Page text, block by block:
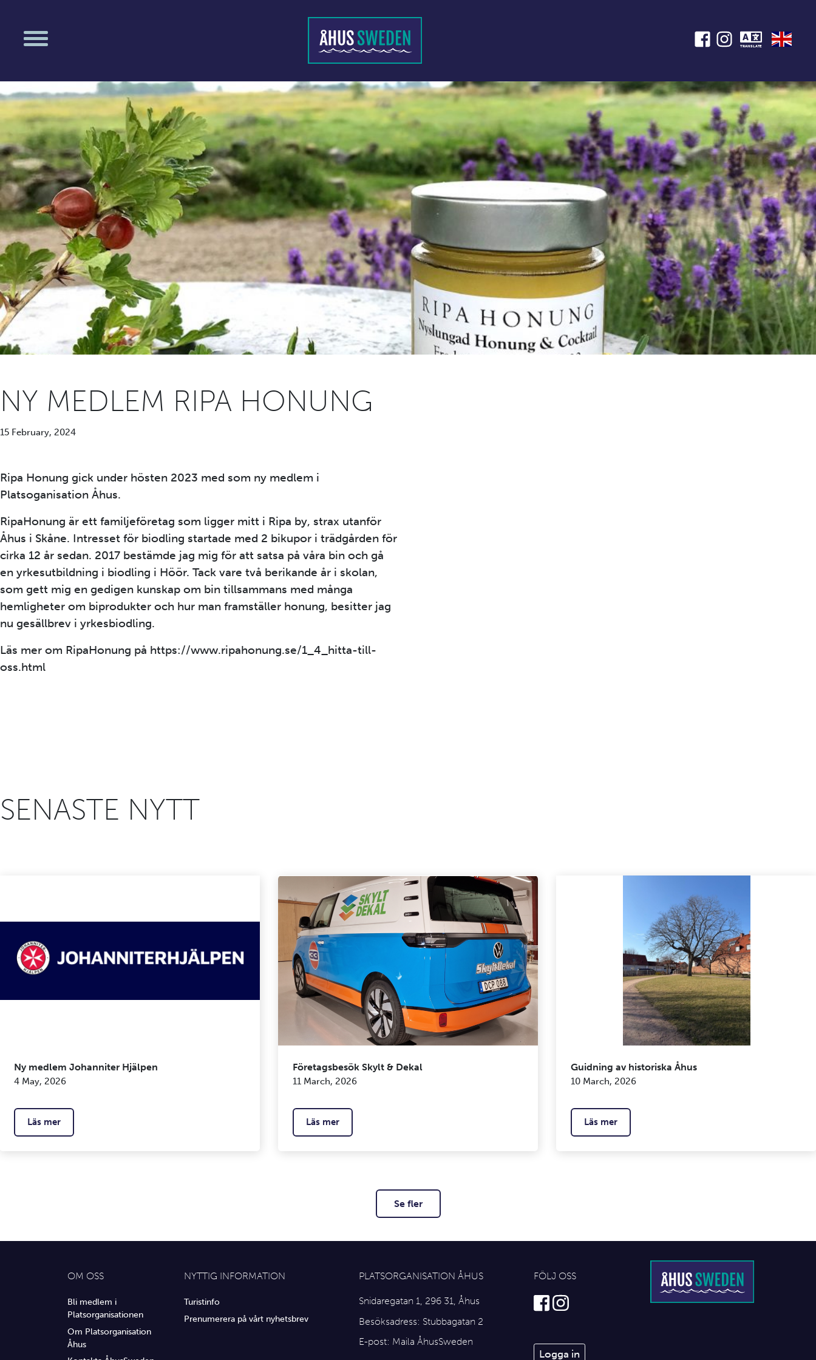
TRANSLATE
NY MEDLEM RIPA HONUNG
15 February, 2024
Ripa Honung gick under hösten 2023 med som ny medlem i
Platsoganisation Åhus.
RipaHonung är ett familjeföretag som ligger mitt i Ripa by, strax utanför
Åhus i Skåne. Intresset för biodling startade med 2 bikupor i trädgården för
cirka 12 år sedan. 2017 bestämde jag mig för att satsa på våra bin och gå
en yrkesutbildning i biodling i Höör. Tack vare två berikande år i skolan,
som gett mig en gedigen kunskap om bin tillsammans med många
hemligheter om biprodukter och hur man framställer honung, besitter jag
nu gesällbrev i yrkesbiodling.
Läs mer om RipaHonung på https://www.ripahonung.se/1_4_hitta-till-
oss.html
SENASTE NYTT
Ny medlem Johanniter Hjälpen
4 May, 2026
Läs mer
Företagsbesök Skylt & Dekal
11 March, 2026
Läs mer
Guidning av historiska Åhus
10 March, 2026
Läs mer
Se fler
OM OSS
Bli medlem i
Platsorganisationen
Om Platsorganisation
Åhus
NYTTIG INFORMATION
Turistinfo
Prenumerera på vårt nyhetsbrev
PLATSORGANISATION ÅHUS
Snidaregatan 1, 296 31, Åhus
Besöksadress: Stubbagatan 2
E-post: Maila ÅhusSweden
FÖLJ OSS
Logga in